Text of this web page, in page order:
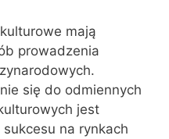
mają
prowadzenia
się do odmiennych
jest
na rynkach